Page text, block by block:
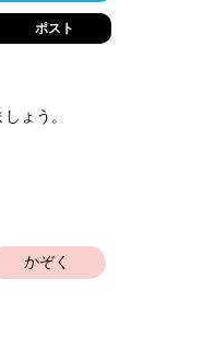
ポスト
ょう。
かぞく